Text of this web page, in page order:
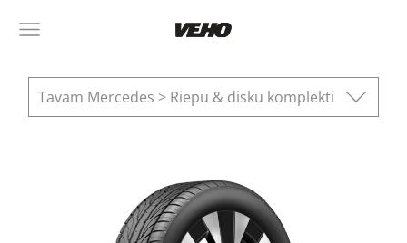
Tavam Mercedes > Riepu & disku komplekti